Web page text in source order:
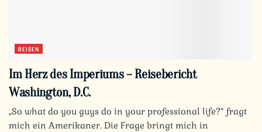
REISEN
Im Herz des Imperiums – Reisebericht
Washington, D.C.
„So what do you guys do in your professional life?“ fragt
mich ein Amerikaner. Die Frage bringt mich in